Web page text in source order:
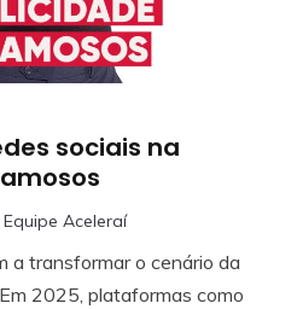
sociais na
Equipe Aceleraí
a transformar o cenário da
2025, plataformas como